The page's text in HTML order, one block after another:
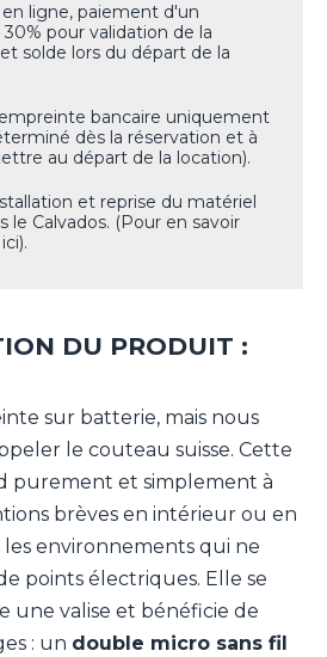
ligne, paiement d'un
pour validation de la
solde lors du départ de la
bancaire uniquement
dès la réservation et à
au départ de la location).
et reprise du matériel
le Calvados. (Pour en savoir
DU PRODUIT :
sur batterie, mais nous
le couteau suisse. Cette
purement et simplement à
brèves en intérieur ou en
environnements qui ne
points électriques. Elle se
une valise et bénéficie de
: un double micro sans fil